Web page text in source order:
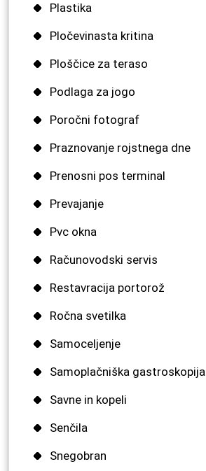
Plastika
Pločevinasta kritina
Ploščice za teraso
Podlaga za jogo
Poročni fotograf
Praznovanje rojstnega dne
Prenosni pos terminal
Prevajanje
Pvc okna
Računovodski servis
Restavracija portorož
Ročna svetilka
Samoceljenje
Samoplačniška gastroskopija
Savne in kopeli
Senčila
Snegobran